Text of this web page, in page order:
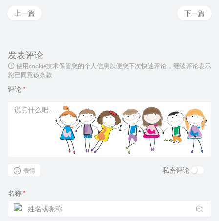
下一篇
上一篇
发表评论
使用cookie技术保留您的个人信息以便您下次快速评论，继续评论表示
您已同意该条款
评论 *
表情 私密评论
名称 *
🎲